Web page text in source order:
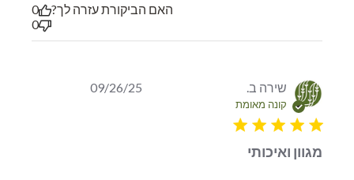
האם הביקורת עזרה לך?
0
0
שירה ב.
קונה מאומת
5 star rating
מגוון ואיכותי
09/26/25